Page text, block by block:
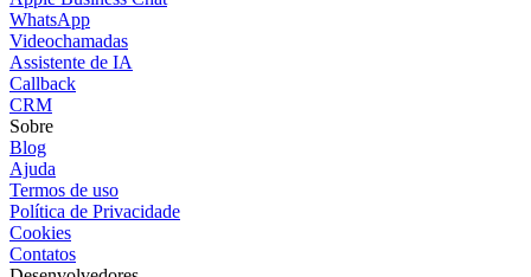
WhatsApp
Videochamadas
Assistente de IA
Callback
CRM
Sobre
Blog
Ajuda
Termos de uso
Política de Privacidade
Cookies
Contatos